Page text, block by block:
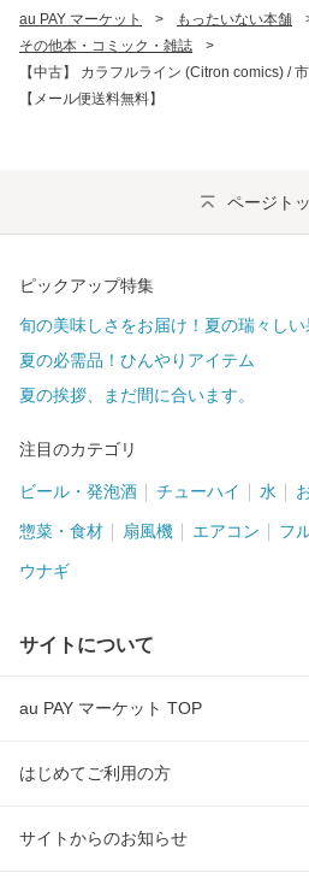
au PAY マーケット > もったいない本舗
その他本・コミック・雑誌
>
【中古】 カラフルライン (Citron comics) /
【メール便送料無料】
ページト
ピックアップ特集
旬の美味しさをお届け！夏の瑞々しい
夏の必需品！ひんやりアイテム
夏の挨拶、まだ間に合います。
注目のカテゴリ
ビール・発泡酒 チューハイ 水
惣菜・食材 扇風機 エアコン フ
ウナギ
サイトについて
au PAY マーケット TOP
はじめてご利用の方
サイトからのお知らせ